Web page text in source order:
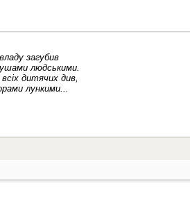
загубив
людськими.
дитячих див,
лункими...